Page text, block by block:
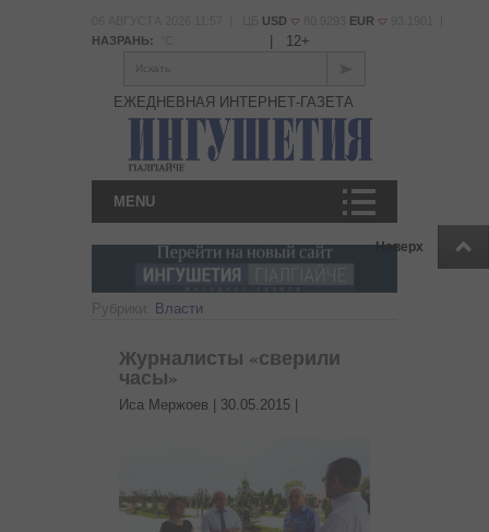
Наверх
USD EUR
НАЗРАНЬ:
12+
Искать
ЕЖЕДНЕВНАЯ ИНТЕРНЕТ-ГАЗЕТА
MENU
Рубрики: Власти
Журналисты «сверили
часы»
Иса Мержоев | 30.05.2015